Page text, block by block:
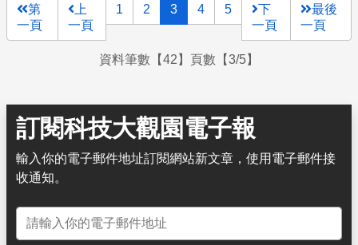
第
一頁
上
一頁
1 2 3 4 5
下
一頁
最後
一頁
資料筆數【42】頁數【3/5】
訂閱科技大觀園電子報
輸入你的電子郵件地址訂閱網站新文章，使用電子郵件接
收通知。
電子郵件地址